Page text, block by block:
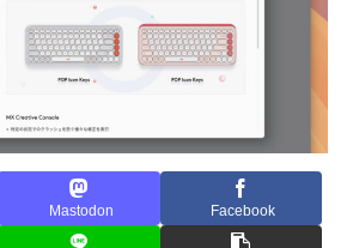
Mastodon Facebook